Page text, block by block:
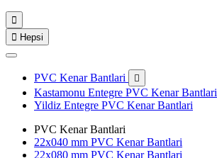

 Hepsi
PVC Kenar Bantlari 
Kastamonu Entegre PVC Kenar Bantlari
Yildiz Entegre PVC Kenar Bantlari
PVC Kenar Bantlari
22x040 mm PVC Kenar Bantlari
22x080 mm PVC Kenar Bantlari